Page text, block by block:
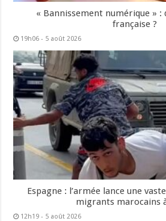
« Bannissement numérique »
française ?
19h06 - 5 août 2026
Espagne : l’armée lance une
migrants marocains
12h19 - 5 août 2026